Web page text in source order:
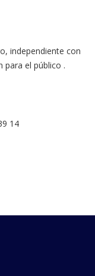
independiente con
para el público .
14